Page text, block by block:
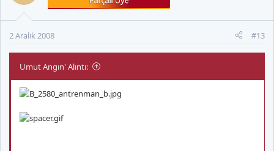
2 Aralık 2008 #13
Umut Angın' Alıntı: